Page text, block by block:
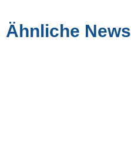
Ähnliche News